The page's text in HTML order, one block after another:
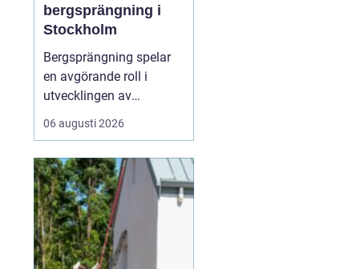
bergsprängning i
Stockholm
Bergsprängning spelar
en avgörande roll i
utvecklingen av
moderna städer och
infrastruktur, särskilt i en
Stockholm. Genom en
kombination av teknisk
skicklighet och precision
skapas utrymme för nya
byggnad...
06 augusti 2026